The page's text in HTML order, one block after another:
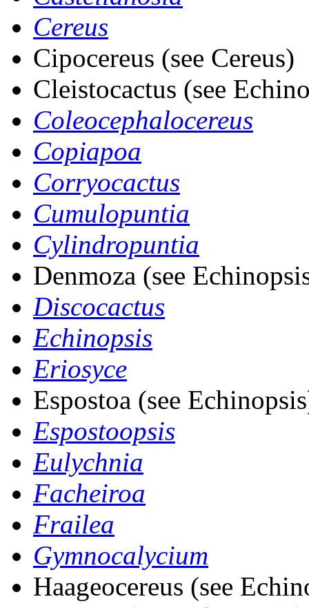
Cereus
Cipocereus (see Cereus)
Cleistocactus (see
Coleocephalocereus
Copiapoa
Corryocactus
Cumulopuntia
Cylindropuntia
Denmoza (see
Discocactus
Echinopsis
Eriosyce
Espostoa (see
Espostoopsis
Eulychnia
Facheiroa
Frailea
Gymnocalycium
Haageocereus (see